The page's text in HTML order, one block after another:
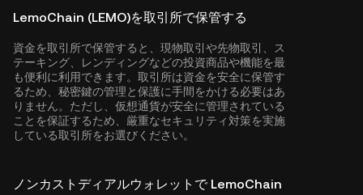
LemoChain (LEMO)を取引所で保管する
資金を取引所で保管すると、現物取引や先物取引、ス
テーキング、レンディングなどの投資商品や機能を最
も便利に利用できます。取引所は資金を安全に保管す
るため、秘密鍵の管理と保護に手間をかける必要はあ
りません。ただし、仮想通貨が安全に管理されている
ことを保証するため、厳重なセキュリティ対策を実施
している取引所をお選びください。
ノンカストディアルウォレットで LemoChain